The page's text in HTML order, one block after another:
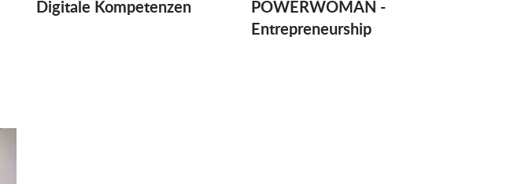
Digitale Kompetenzen
POWERWOMAN -
Entrepreneurship